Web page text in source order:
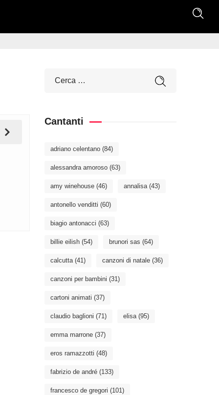
Cantanti
adriano celentano (84)
alessandra amoroso (63)
amy winehouse (46) annalisa(43)
antonello venditti (60)
biagio antonacci (63)
billie eilish (54) brunori sas (64)
calcutta(41) canzoni di natale (36)
canzoni per bambini (31)
cartoni animati (37)
claudio baglioni (71) elisa(95)
emma marrone (37)
eros ramazzotti (48)
fabrizio de andré (133)
francesco de gregori (101)